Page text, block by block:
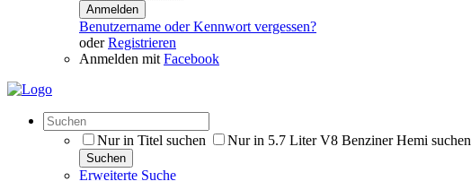
Anmelden
Benutzername oder Kennwort vergessen?
oderRegistrieren
Anmelden mit Facebook
Nur in Titel suchen Nur in 5.7 Liter V8 Benziner Hemi suchen
Suchen
Erweiterte Suche